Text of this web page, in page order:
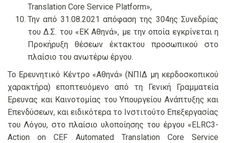
Translation Core Service Platform»,
Την από 31.08.2021 απόφαση της 304ης Συνεδρίας
του Δ.Σ. του «ΕΚ Αθηνά», με την οποία εγκρίνεται η
Προκήρυξη θέσεων έκτακτου προσωπικού στο
πλαίσιο του ανωτέρω έργου.
Το Ερευνητικό Κέντρο «Αθηνά» (ΝΠΙΔ μη κερδοσκοπικού
χαρακτήρα) εποπτευόμενο από τη Γενική Γραμματεία
Έρευνας και Καινοτομίας του Υπουργείου Ανάπτυξης και
Επενδύσεων, και ειδικότερα το Ινστιτούτο Επεξεργασίας
του Λόγου, στο πλαίσιο υλοποίησης του έργου «ELRC3-
Action on CEF Automated Translation Core Service